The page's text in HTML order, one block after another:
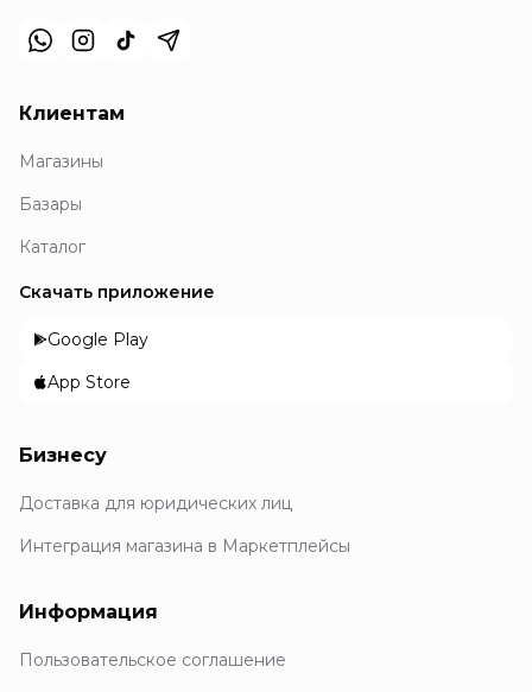
Клиентам
Магазины
Базары
Каталог
Скачать приложение
Google Play
App Store
Бизнесу
Доставка для юридических лиц
Интеграция магазина в Маркетплейсы
Информация
Пользовательское соглашение